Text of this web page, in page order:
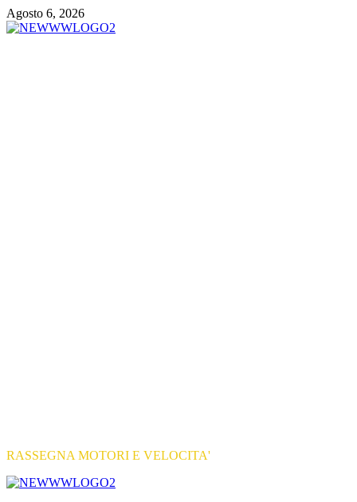
Vai
al
Agosto 6, 2026
RASSEGNA MOTORI E VELOCITA'
Primary